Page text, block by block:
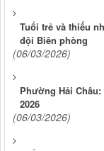
Tuổi trẻ và thiếu
đội Biên phòng
(06/03/2026)
Phường Hải
2026
(06/03/2026)